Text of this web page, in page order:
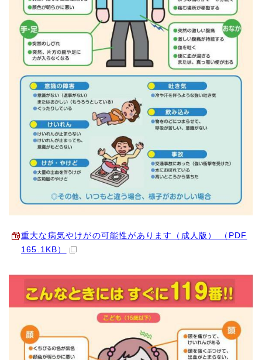
重大な病気やけがの可能性があります（成人版） （PDF
165.1KB）